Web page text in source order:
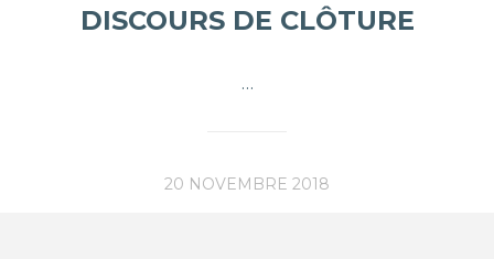
DISCOURS DE CLÔTURE
…
20 NOVEMBRE 2018